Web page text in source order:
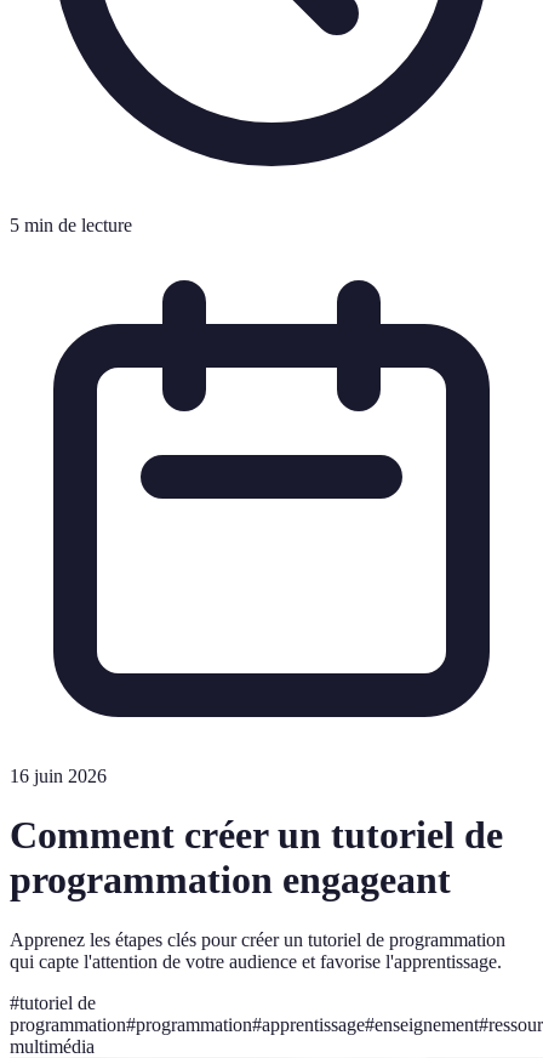
5 min de lecture
16 juin 2026
Comment créer un tutoriel de
programmation engageant
Apprenez les étapes clés pour créer un tutoriel de programmation
qui capte l'attention de votre audience et favorise l'apprentissage.
#tutoriel de
programmation#programmation#apprentissage#enseignement#
multimédia